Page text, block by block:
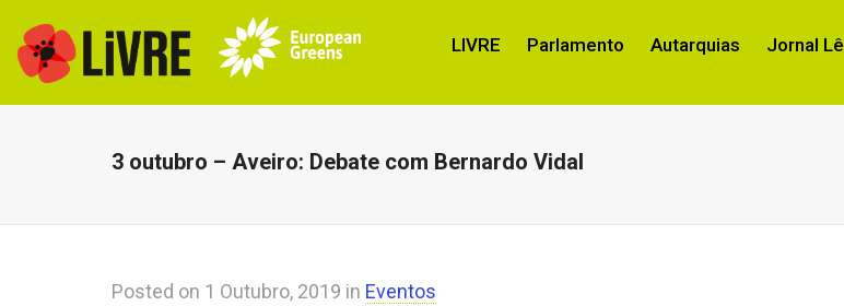
LIVRE Parlamento Autarquias Jornal Lê
3 outubro – Aveiro: Debate com Bernardo Vidal
Posted on 1 Outubro, 2019 in Eventos